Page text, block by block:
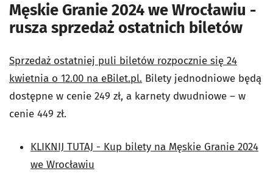
Męskie Granie 2024 we Wrocławiu -
rusza sprzedaż ostatnich biletów
Sprzedaż ostatniej puli biletów rozpocznie się 24
kwietnia o 12.00 na eBilet.pl. Bilety jednodniowe będą
dostępne w cenie 249 zł, a karnety dwudniowe – w
cenie 449 zł.
KLIKNIJ TUTAJ - Kup bilety na Męskie Granie 2024
we Wrocławiu